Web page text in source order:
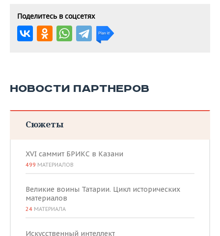
Поделитесь в соцсетях
НОВОСТИ ПАРТНЕРОВ
Сюжеты
XVI саммит БРИКС в Казани
499 МАТЕРИАЛОВ
Великие воины Татарии. Цикл исторических
материалов
24 МАТЕРИАЛА
Искусственный интеллект